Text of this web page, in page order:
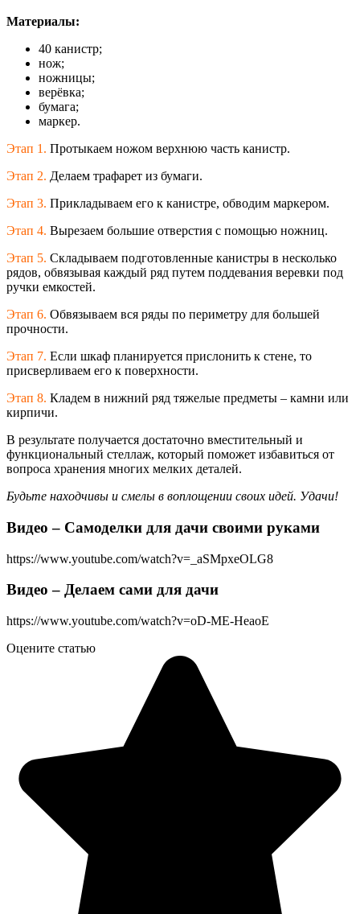
Материалы:
40 канистр;
нож;
ножницы;
верёвка;
бумага;
маркер.
Этап 1. Протыкаем ножом верхнюю часть канистр.
Этап 2. Делаем трафарет из бумаги.
Этап 3. Прикладываем его к канистре, обводим маркером.
Этап 4. Вырезаем большие отверстия с помощью ножниц.
Этап 5. Складываем подготовленные канистры в несколько
рядов, обвязывая каждый ряд путем поддевания веревки под
ручки емкостей.
Этап 6. Обвязываем вся ряды по периметру для большей
прочности.
Этап 7. Если шкаф планируется прислонить к стене, то
присверливаем его к поверхности.
Этап 8. Кладем в нижний ряд тяжелые предметы – камни или
кирпичи.
В результате получается достаточно вместительный и
функциональный стеллаж, который поможет избавиться от
вопроса хранения многих мелких деталей.
Будьте находчивы и смелы в воплощении своих идей. Удачи!
Видео – Самоделки для дачи своими руками
https://www.youtube.com/watch?v=_aSMpxeOLG8
Видео – Делаем сами для дачи
https://www.youtube.com/watch?v=oD-ME-HeaoE
Оцените статью